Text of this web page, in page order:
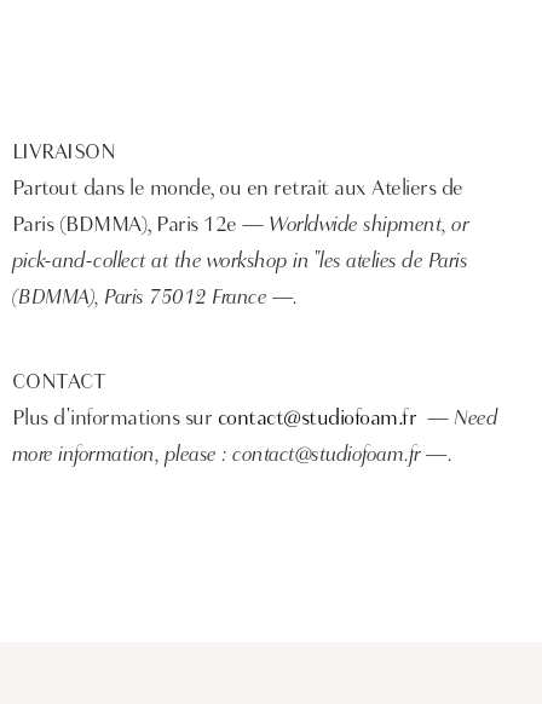
LIVRAISON
Partout dans le monde, ou en retraitaux Ateliers de
Paris (BDMMA), Paris 12e — Worldwide shipment, or
pick-and-collect at the workshop in "les atelies de Paris
(BDMMA), Paris 75012 France —.
CONTACT
Plus d'informations sur contact@studiofoam.fr — Need
more information, please : contact@studiofoam.fr —.